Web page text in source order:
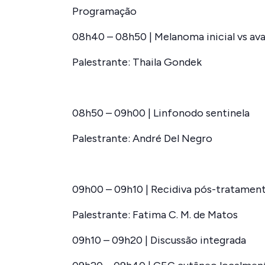
Programação
08h40 – 08h50 | Melanoma inicial vs
Palestrante: Thaila Gondek
08h50 – 09h00 | Linfonodo sentinela
Palestrante: André Del Negro
09h00 – 09h10 | Recidiva pós-
Palestrante: Fatima C. M. de Matos
09h10 – 09h20 | Discussão integrada